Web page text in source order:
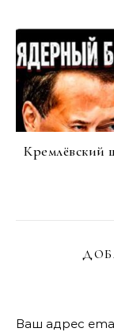
Кремлёвский
Ваш адрес